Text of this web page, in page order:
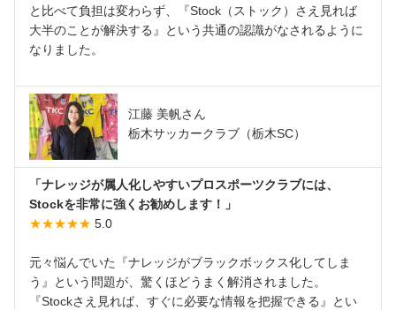
と比べて負担は変わらず、『Stock（ストック）さえ見れば
大半のことが解決する』という共通の認識がなされるように
なりました。
江藤 美帆さん
栃木サッカークラブ（栃木SC）
「ナレッジが属人化しやすいプロスポーツクラブには、
Stockを非常に強くお勧めします！」
★★★★★ 5.0
元々悩んでいた『ナレッジがブラックボックス化してしま
う』という問題が、驚くほどうまく解消されました。
『Stockさえ見れば、すぐに必要な情報を把握できる』とい